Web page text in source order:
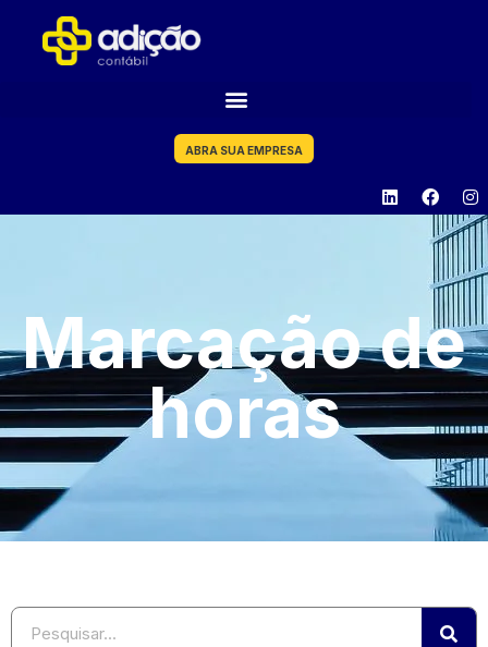
ABRA SUA EMPRESA
Marcação de
horas